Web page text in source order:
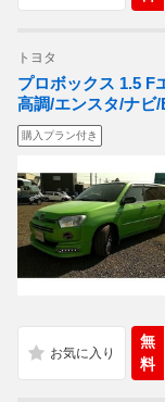
トヨタ
プロボックス 1.5 F
高調/エンスタ/ナビ/
購入プラン付き
無
料